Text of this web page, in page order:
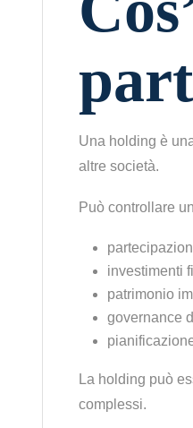
Una holding è
altre società.
Può controllare
investimenti
patrimonio
governance
La holding può
complessi.